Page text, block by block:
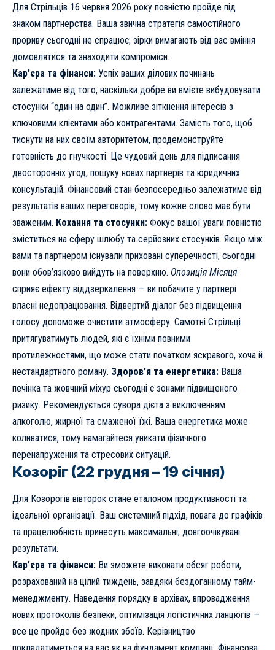
Для Стрільців 16 червня 2026 року повністю пройде під
знаком партнерства. Ваша звична стратегія самостійного
прориву сьогодні не спрацює; зірки вимагають від вас вміння
домовлятися та знаходити компроміси.
Кар’єра та фінанси: Успіх ваших ділових починань
залежатиме від того, наскільки добре ви вмієте вибудовувати
стосунки “один на один”. Можливе зіткнення інтересів з
ключовими клієнтами або контрагентами. Замість того, щоб
тиснути на них своїм авторитетом, продемонструйте
готовність до гнучкості. Це чудовий день для підписання
двосторонніх угод, пошуку нових партнерів та юридичних
консультацій. Фінансовий стан безпосередньо залежатиме від
результатів ваших переговорів, тому кожне слово має бути
зваженим. Кохання та стосунки: Фокус вашої уваги повністю
зміститься на сферу шлюбу та серйозних стосунків. Якщо між
вами та партнером існували приховані суперечності, сьогодні
вони обов’язково вийдуть на поверхню. Опозиція Місяця
сприяє ефекту віддзеркалення — ви побачите у партнері
власні недопрацювання. Відвертий діалог без підвищення
голосу допоможе очистити атмосферу. Самотні Стрільці
притягуватимуть людей, які є їхніми повними
протилежностями, що може стати початком яскравого, хоча й
нестандартного роману. Здоров’я та енергетика: Ваша
печінка та жовчний міхур сьогодні є зонами підвищеного
ризику. Рекомендується сувора дієта з виключенням
алкоголю, жирної та смаженої їжі. Ваша енергетика може
коливатися, тому намагайтеся уникати фізичного
перенапруження та стресових ситуацій.
Козоріг (22 грудня – 19 січня)
Для Козорогів вівторок стане еталоном продуктивності та
ідеальної організації. Ваш системний підхід, повага до графіків
та працелюбність принесуть максимальні, довгоочікувані
результати.
Кар’єра та фінанси: Ви зможете виконати обсяг роботи,
розрахований на цілий тиждень, завдяки бездоганному тайм-
менеджменту. Наведення порядку в архівах, впровадження
нових протоколів безпеки, оптимізація логістичних ланцюгів —
все це пройде без жодних збоїв. Керівництво